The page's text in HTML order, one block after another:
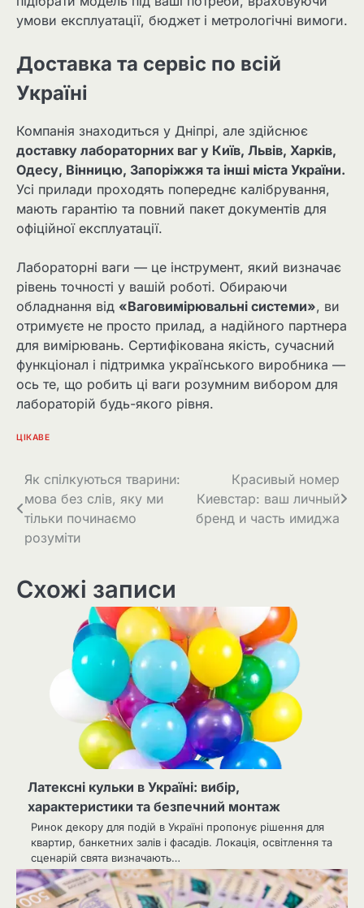
умови експлуатації, бюджет і метрологічні вимоги.
Доставка та сервіс по всій
Україні
Компанія знаходиться у Дніпрі, але здійснює
доставку лабораторних ваг у Київ, Львів, Харків,
Одесу, Вінницю, Запоріжжя та інші міста України.
Усі прилади проходять попереднє калібрування,
мають гарантію та повний пакет документів для
офіційної експлуатації.
Лабораторні ваги — це інструмент, який визначає
рівень точності у вашій роботі. Обираючи
обладнання від «Ваговимірювальні системи», ви
отримуєте не просто прилад, а надійного партнера
для вимірювань. Сертифікована якість, сучасний
функціонал і підтримка українського виробника —
ось те, що робить ці ваги розумним вибором для
лабораторій будь-якого рівня.
ЦІКАВЕ
Навігація
записів
Як спілкуються тварини:
мова без слів, яку ми
тільки починаємо
розуміти
Красивый номер
Киевстар: ваш личный
бренд и часть имиджа
Схожі записи
Латексні кульки в Україні: вибір,
характеристики та безпечний монтаж
Ринок декору для подій в Україні пропонує рішення для
квартир, банкетних залів і фасадів. Локація, освітлення та
сценарій свята визначають…